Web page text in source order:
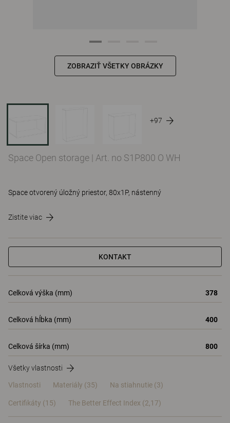
ZOBRAZIŤ VŠETKY OBRÁZKY
+97
Space Open storage | Art. no S1P800 O WH
Space otvorený úložný priestor, 80x1P, nástenný
Zistite viac
KONTAKT
Celková výška (mm) 378
Celková hĺbka (mm) 400
Celková šírka (mm) 800
Všetky vlastnosti
Vlastnosti Materiály (35) Na stiahnutie (3)
Certifikáty (15) The Better Effect Index (2,17)